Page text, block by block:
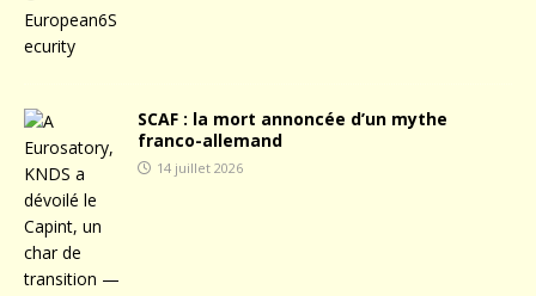
SCAF : la mort annoncée d’un mythe
franco-allemand
14 juillet 2026